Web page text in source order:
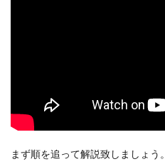
まず順を追って解説致しましょう。